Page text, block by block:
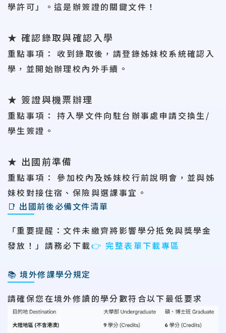
學許可」。這是辦簽證的關鍵文件！
★ 確認錄取與確認入學
重點事項 ：
收到錄取後，請登錄姊妹校系統確認入
學，並開始辦理校內外手續。
★ 簽證與機票辦理
重點事項 ： 持入學文件向駐台辦事處申請交換生/
學生簽證。
★ 出國前準備
重點事項 ： 參加校內及姊妹校行前說明會，並與姊
妹校對接住宿、保險與選課事宜。
📑 出國前後必備文件清單
「重要提醒：文件未繳齊將影響學分抵免與獎學金
發放！」 請務必下載👉 完整表單下載專區
📚 境外修課學分規定
請確保您在境外修讀的學分數符合以下最低要求